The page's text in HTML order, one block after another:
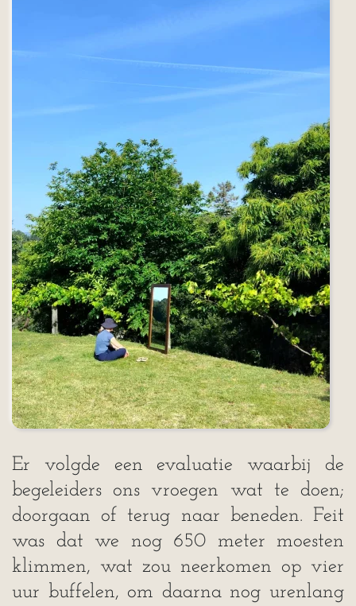
Er volgde een evaluatie waarbij de
begeleiders ons vroegen wat te doen;
doorgaan of terug naar beneden. Feit
was dat we nog 650 meter moesten
klimmen, wat zou neerkomen op vier
uur buffelen, om daarna nog urenlang